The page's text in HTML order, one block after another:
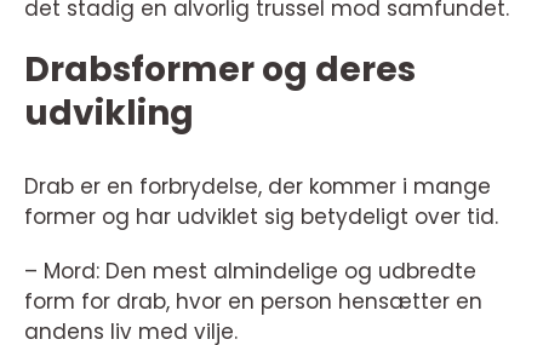
det stadig en alvorlig trussel mod samfundet.
Drabsformer og deres
udvikling
Drab er en forbrydelse, der kommer i mange
former og har udviklet sig betydeligt over tid.
– Mord: Den mest almindelige og udbredte
form for drab, hvor en person hensætter en
andens liv med vilje.